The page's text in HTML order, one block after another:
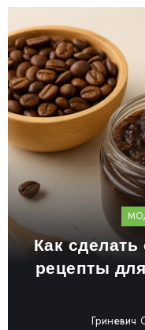
Как
рецепты
Гриневич